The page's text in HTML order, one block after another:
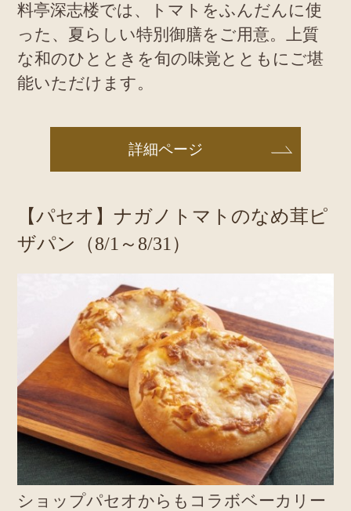
料亭深志楼では、トマトをふんだんに使
った、夏らしい特別御膳をご用意。上質
な和のひとときを旬の味覚とともにご堪
能いただけます。
詳細ページ
【パセオ】ナガノトマトのなめ茸ピ
ザパン（8/1～8/31）
ショップパセオからもコラボベーカリー